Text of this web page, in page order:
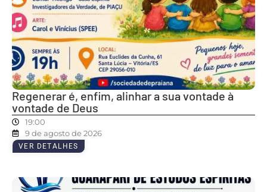
Regenerar é, enfim, alinhar a sua vontade à
vontade de Deus
19:00
9 de agosto de 2026
VER DETALHES